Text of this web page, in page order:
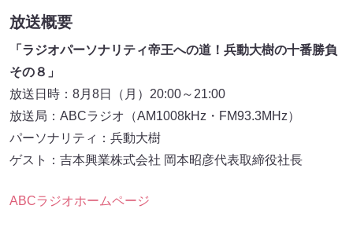
放送概要
「ラジオパーソナリティ帝王への道！兵動大樹の十番勝負
その８」
放送日時：8月8日（月）20:00～21:00
放送局：ABCラジオ（AM1008kHz・FM93.3MHz）
パーソナリティ：兵動大樹
ゲスト：吉本興業株式会社 岡本昭彦代表取締役社長
ABCラジオホームページ